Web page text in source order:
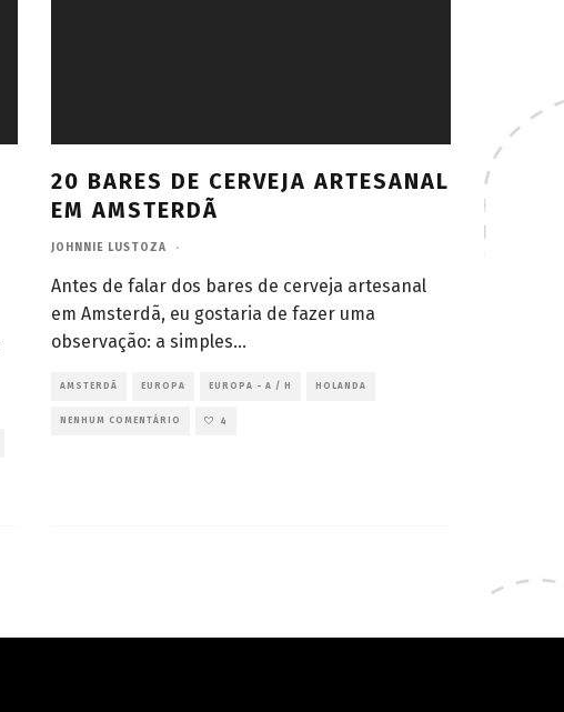
20 BARES DE CERVEJA ARTESANAL
EM AMSTERDÃ
JOHNNIE LUSTOZA ·
Antes de falar dos bares de cerveja artesanal
em Amsterdã, eu gostaria de fazer uma
observação: a simples...
AMSTERDÃ EUROPA EUROPA - A / H HOLANDA
NENHUM COMENTÁRIO 4